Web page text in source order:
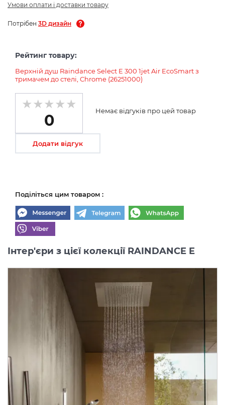
Умови оплати і доставки товару
Потрібен 3D дизайн
Рейтинг товару:
Верхній душ Raindance Select E 300 1jet Air EcoSmart з
тримачем до стелі, Chrome (26251000)
0
Немає відгуків про цей товар
Додати відгук
Поділіться цим товаром :
Інтер'єри з цієї колекції RAINDANCE E